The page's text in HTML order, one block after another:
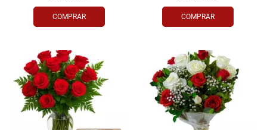
COMPRAR COMPRAR